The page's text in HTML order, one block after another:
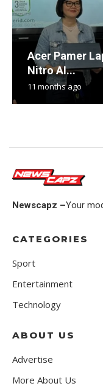
Acer Pamer
Nitro AI...
11 months ago
Newscapz –Your
CATEGORIES
Sport
Entertainment
Technology
ABOUT US
Advertise
More About Us